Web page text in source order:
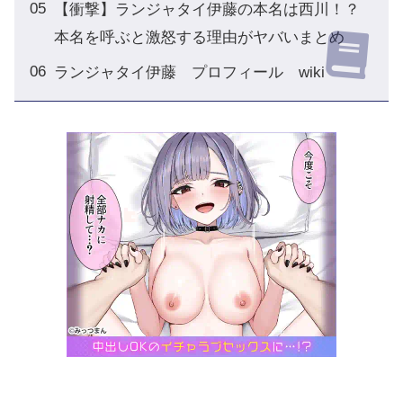
【衝撃】ランジャタイ伊藤の本名は西川！？
本名を呼ぶと激怒する理由がヤバいまとめ
ランジャタイ伊藤 プロフィール wiki